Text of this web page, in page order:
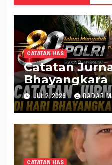
CATATAN HAS
Catatan
Bhayangkara
Momentum
Kepercayaan
terhadap
JUL 2, 2026 RADAR
CATATAN HAS